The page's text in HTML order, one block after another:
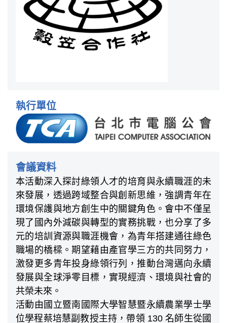
執行單位
會議資料
本活動深入探討綠領人才的培育與永續職涯的未
來發展，透過跨域整合與創新思維，強調青年在
環境保護與地方創生中的關鍵角色。會中不僅呈
現了國內外減碳與轉型的實務挑戰，也分享了多
元的培訓資源與職涯機會，為青年搭建通往綠色
職場的橋樑。期望藉由產官學三方的共同努力，
激發更多青年投身綠領行列，推動台灣邁向永續
發展與全球淨零目標，實現經濟、環境與社會的
共榮未來。
活動由國立暨南國際大學智慧暨永續農業學士學
位學程蔡培慧副教授主持，帶領 130 名師生從國